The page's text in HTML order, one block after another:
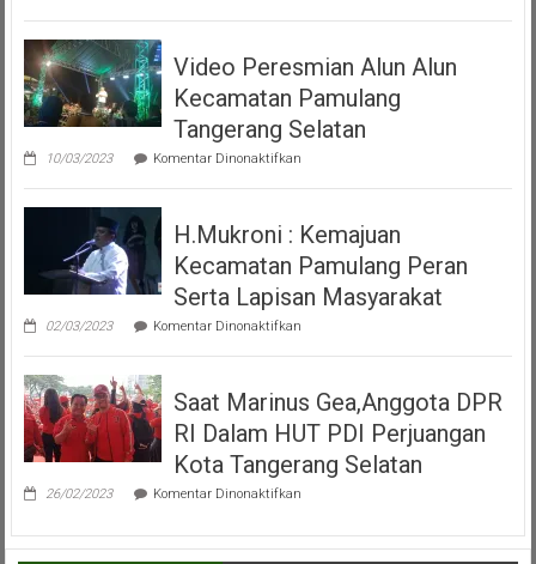
Moyo
Maena
Acara
Misa
Inkulturasi
IKKSU
Pamulang
Video Peresmian Alun Alun
Kecamatan Pamulang
Tangerang Selatan
10/03/2023 Komentar Dinonaktifkanpada
Peresmian
Alun
Kecamatan
Pamulang
Tangerang
Selatan
H.Mukroni : Kemajuan
Kecamatan Pamulang Peran
Serta Lapisan Masyarakat
02/03/2023 Komentar Dinonaktifkanpada
:
Kecamatan
Pamulang
Peran
Lapisan
Masyarakat
Saat Marinus Gea,Anggota DPR
RI Dalam HUT PDI Perjuangan
Kota Tangerang Selatan
26/02/2023 Komentar Dinonaktifkanpada
Gea,Anggota